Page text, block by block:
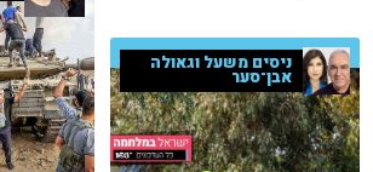
ניסים משעל וגאולה
אבן־סער